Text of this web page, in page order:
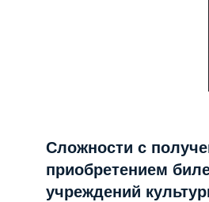
Сложности с
приобретением
учреждений